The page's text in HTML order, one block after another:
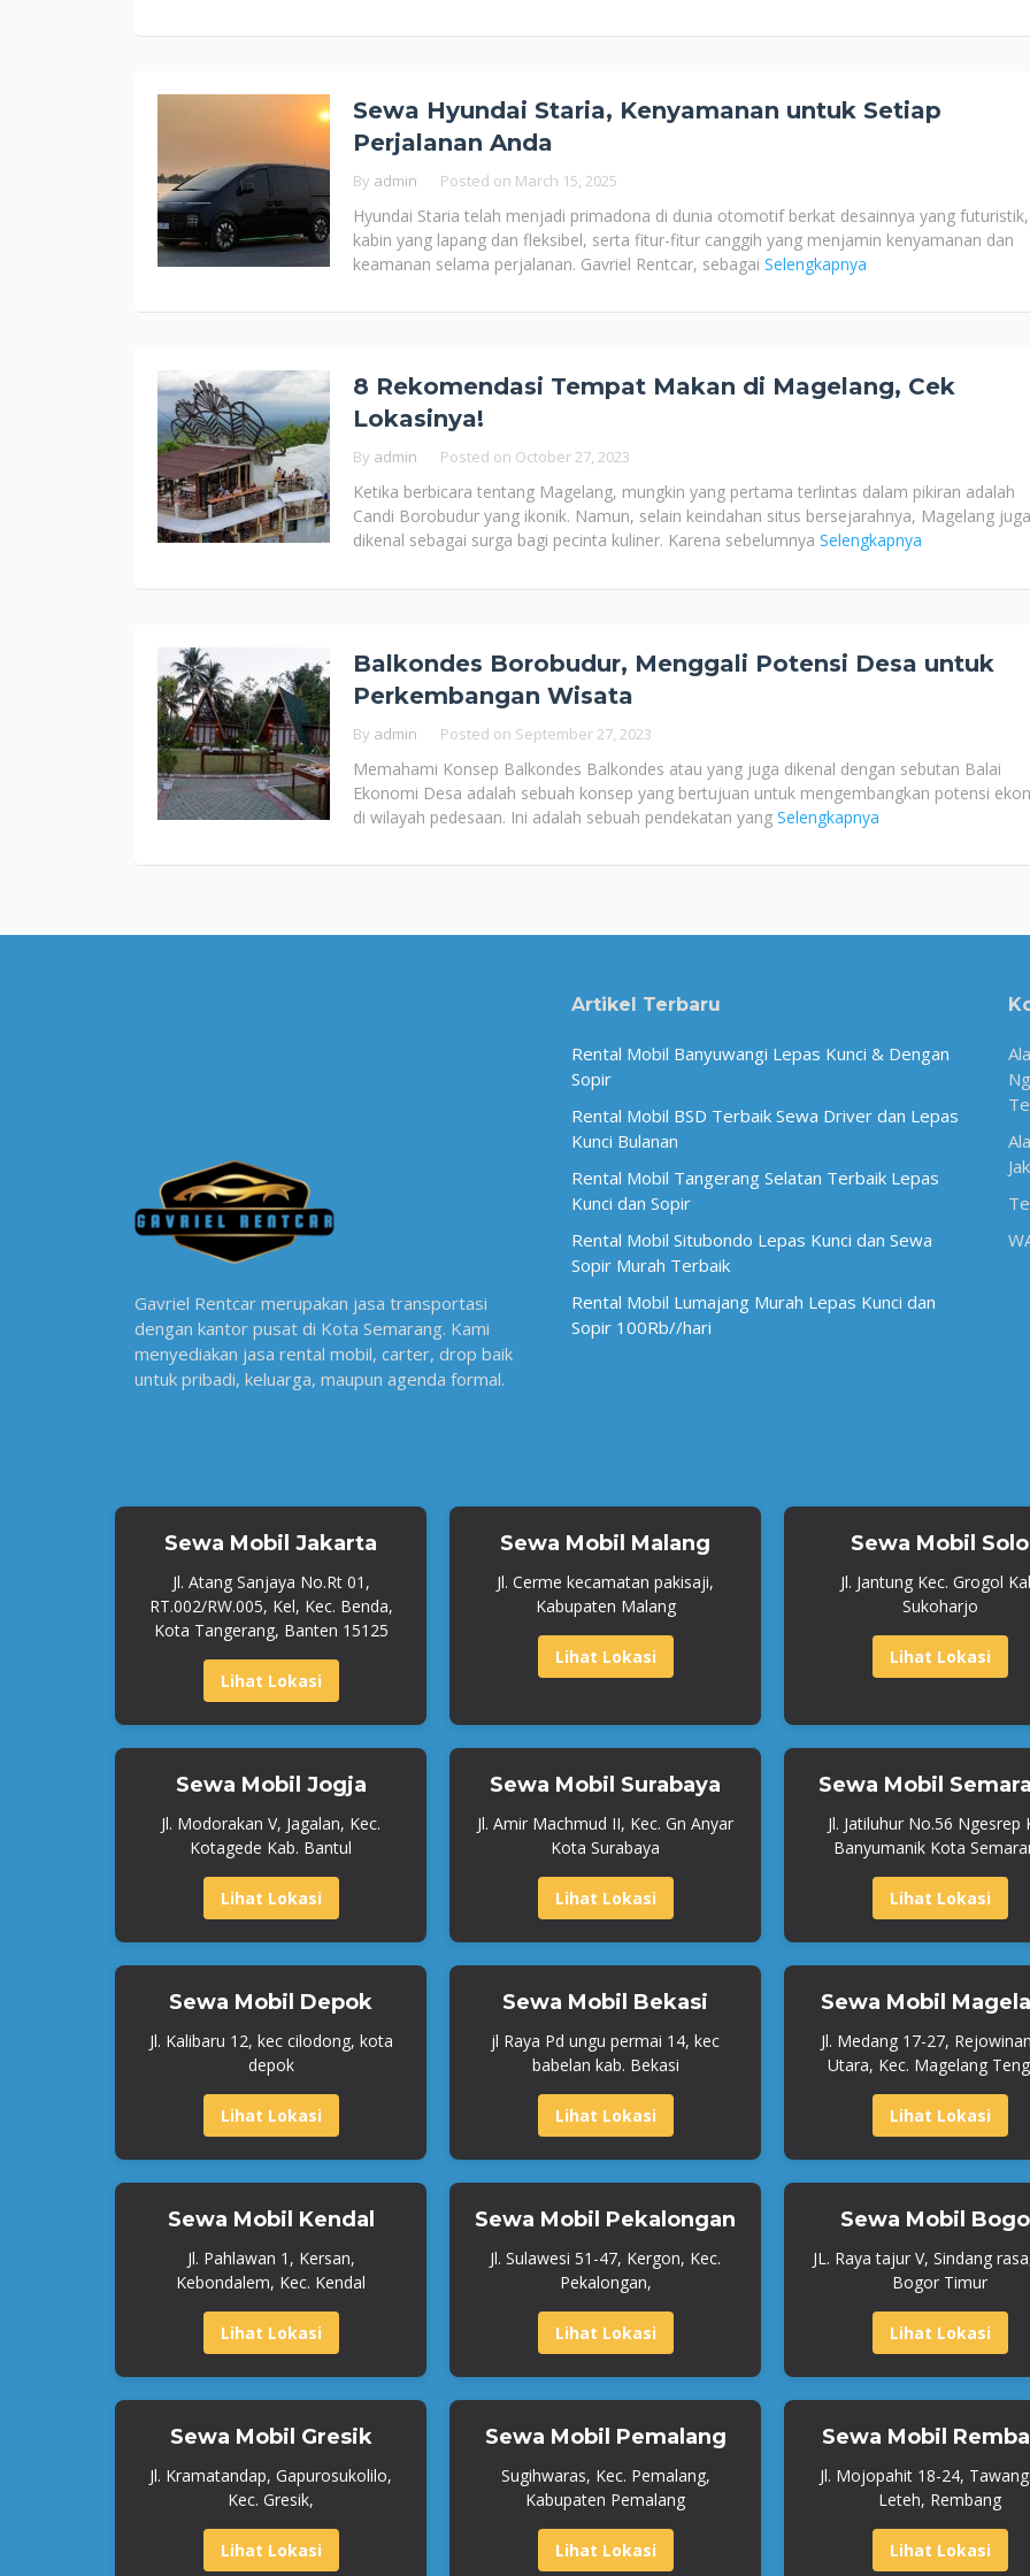
Sewa Hyundai Staria, Kenyamanan untuk Setiap
Perjalanan Anda
By admin Posted on March 15, 2025
Hyundai Staria telah menjadi primadona di dunia otomotif berkat desainnya yang futuristik,
kabin yang lapang dan fleksibel, serta fitur-fitur canggih yang menjamin kenyamanan dan
keamanan selama perjalanan. Gavriel Rentcar, sebagai Selengkapnya
8 Rekomendasi Tempat Makan di Magelang, Cek
Lokasinya!
By admin Posted on October 27, 2023
Ketika berbicara tentang Magelang, mungkin yang pertama terlintas dalam pikiran adalah
Candi Borobudur yang ikonik. Namun, selain keindahan situs bersejarahnya, Magelang juga
dikenal sebagai surga bagi pecinta kuliner. Karena sebelumnya Selengkapnya
Balkondes Borobudur, Menggali Potensi Desa untuk
Perkembangan Wisata
By admin Posted on September 27, 2023
Memahami Konsep Balkondes Balkondes atau yang juga dikenal dengan sebutan Balai
Ekonomi Desa adalah sebuah konsep yang bertujuan untuk mengembangkan potensi
di wilayah pedesaan. Ini adalah sebuah pendekatan yang Selengkapnya
Gavriel Rentcar merupakan jasa transportasi
dengan kantor pusat di Kota Semarang. Kami
menyediakan jasa rental mobil, carter, drop baik
untuk pribadi, keluarga, maupun agenda formal.
Artikel Terbaru
Rental Mobil Banyuwangi Lepas Kunci & Dengan
Sopir
Rental Mobil BSD Terbaik Sewa Driver dan Lepas
Kunci Bulanan
Rental Mobil Tangerang Selatan Terbaik Lepas
Kunci dan Sopir
Rental Mobil Situbondo Lepas Kunci dan Sewa
Sopir Murah Terbaik
Rental Mobil Lumajang Murah Lepas Kunci dan
Sopir 100Rb//hari
Sewa Mobil Jakarta
Jl. Atang Sanjaya No.Rt 01,
RT.002/RW.005, Kel, Kec. Benda,
Kota Tangerang, Banten 15125
Lihat Lokasi
Sewa Mobil Malang
Jl. Cerme kecamatan pakisaji,
Kabupaten Malang
Lihat Lokasi
Sewa Mobil Solo
Jl. Jantung Kec. Grogol
Sukoharjo
Lihat Lokasi
Sewa Mobil Jogja
Jl. Modorakan V, Jagalan, Kec.
Kotagede Kab. Bantul
Lihat Lokasi
Sewa Mobil Surabaya
Jl. Amir Machmud II, Kec. Gn Anyar
Kota Surabaya
Lihat Lokasi
Sewa Mobil
Jl. Jatiluhur No.56 Ngesrep
Banyumanik Kota
Lihat Lokasi
Sewa Mobil Depok
Jl. Kalibaru 12, kec cilodong, kota
depok
Lihat Lokasi
Sewa Mobil Bekasi
jl Raya Pd ungu permai 14, kec
babelan kab. Bekasi
Lihat Lokasi
Sewa Mobil
Jl. Medang 17-27,
Utara, Kec. Magelang
Lihat Lokasi
Sewa Mobil Kendal
Jl. Pahlawan 1, Kersan,
Kebondalem, Kec. Kendal
Lihat Lokasi
Sewa Mobil Pekalongan
Jl. Sulawesi 51-47, Kergon, Kec.
Pekalongan,
Lihat Lokasi
Sewa Mobil
JL. Raya tajur V, Sindang
Bogor Timur
Lihat Lokasi
Sewa Mobil Gresik
Jl. Kramatandap, Gapurosukolilo,
Kec. Gresik,
Lihat Lokasi
Sewa Mobil Pemalang
Sugihwaras, Kec. Pemalang,
Kabupaten Pemalang
Lihat Lokasi
Sewa Mobil
Jl. Mojopahit 18-24,
Leteh, Rembang
Lihat Lokasi